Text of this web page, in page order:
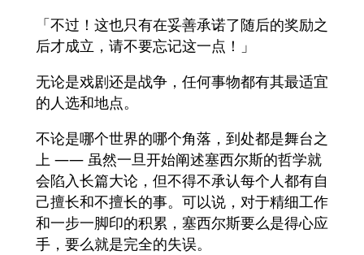
「不过！这也只有在妥善承诺了随后的奖励之
后才成立，请不要忘记这一点！」
无论是戏剧还是战争，任何事物都有其最适宜
的人选和地点。
不论是哪个世界的哪个角落，到处都是舞台之
上 —— 虽然一旦开始阐述塞西尔斯的哲学就
会陷入长篇大论，但不得不承认每个人都有自
己擅长和不擅长的事。可以说，对于精细工作
和一步一脚印的积累，塞西尔斯要么是得心应
手，要么就是完全的失误。